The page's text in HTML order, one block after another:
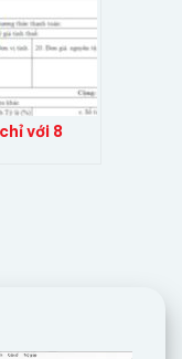
với 8